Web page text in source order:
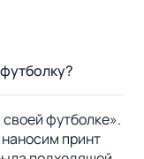
футболке».
принт